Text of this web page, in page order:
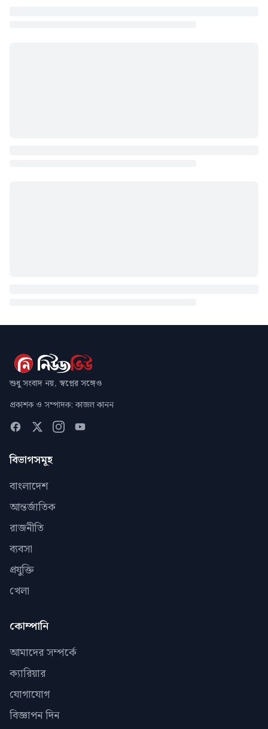
শুধু সংবাদ নয়, স্বপ্নের সঙ্গেও
প্রকাশক ও সম্পাদক: কাজল কানন
বিভাগসমূহ
বাংলাদেশ
আন্তর্জাতিক
রাজনীতি
ব্যবসা
প্রযুক্তি
খেলা
কোম্পানি
আমাদের সম্পর্কে
ক্যারিয়ার
যোগাযোগ
বিজ্ঞাপন দিন